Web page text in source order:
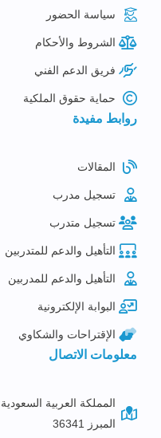
سياسة الحضور
الشروط والأحكام
فريق الدعم الفني
حماية حقوق الملكية
روابط مفيدة
المقالات
تسجيل مدرب
تسجيل متدرب
التأهيل والدعم للمتدربين
التأهيل والدعم للمدربين
البوابة الإلكترونية
الإقتراحات والشكاوي
معلومات الاتصال
المملكة العربية
المبرز 36341